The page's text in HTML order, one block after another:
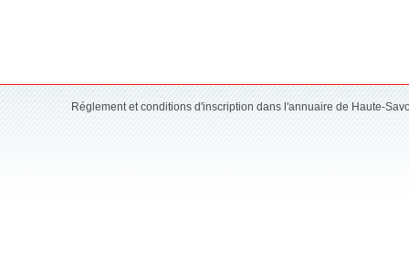
Réglement et conditions d'inscription dans l'annuaire de Haute-